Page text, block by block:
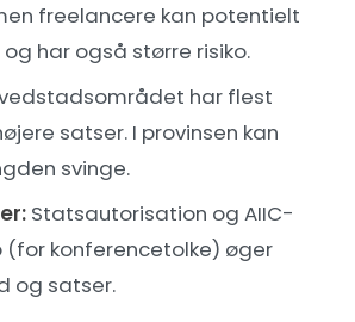
freelancere kan potentielt
har også større risiko.
har flest
satser. I provinsen kan
svinge.
Statsautorisation og AIIC-
konferencetolke) øger
og satser.